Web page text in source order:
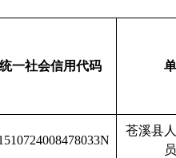
统一社会信用代码
苍溪县